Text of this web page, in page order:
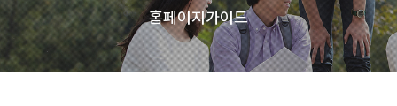
홈페이지가이드